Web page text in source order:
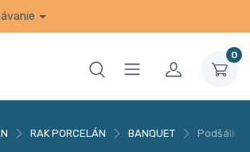
0
RAK PORCELÁN BANQUET Podšálka